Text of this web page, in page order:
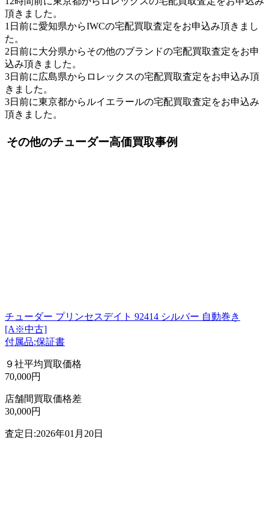
頂きました。
1日前に愛知県からIWCの宅配買取査定をお申込み頂きまし
た。
2日前に大分県からその他のブランドの宅配買取査定をお申
込み頂きました。
3日前に広島県からロレックスの宅配買取査定をお申込み頂
きました。
3日前に東京都からルイエラールの宅配買取査定をお申込み
頂きました。
その他のチューダー高価買取事例
チューダー プリンセスデイト 92414 シルバー 自動巻き
[A※中古]
付属品:保証書
９社平均買取価格
70,000円
店舗間買取価格差
30,000円
査定日:2026年01月20日